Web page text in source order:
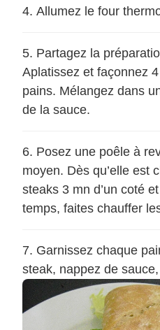
Allumez le four
Partagez la
Aplatissez et façonnez
pains. Mélangez dans
de la sauce.
Posez une poêle à
moyen. Dès qu’elle est
steaks 3 mn d’un coté
temps, faites chauffer
Garnissez chaque
steak, nappez de